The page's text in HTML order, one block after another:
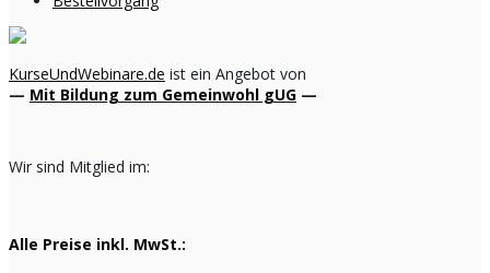
KurseUndWebinare.de ist ein Angebot von
— Mit Bildung zum Gemeinwohl gUG —
Wir sind Mitglied im:
Alle Preise inkl. MwSt.: